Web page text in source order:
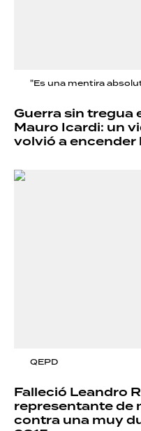
"Es una mentira
Guerra sin tregua
Mauro Icardi: un
volvió a encender
QEPD
Falleció Leandro
representante de
contra una muy